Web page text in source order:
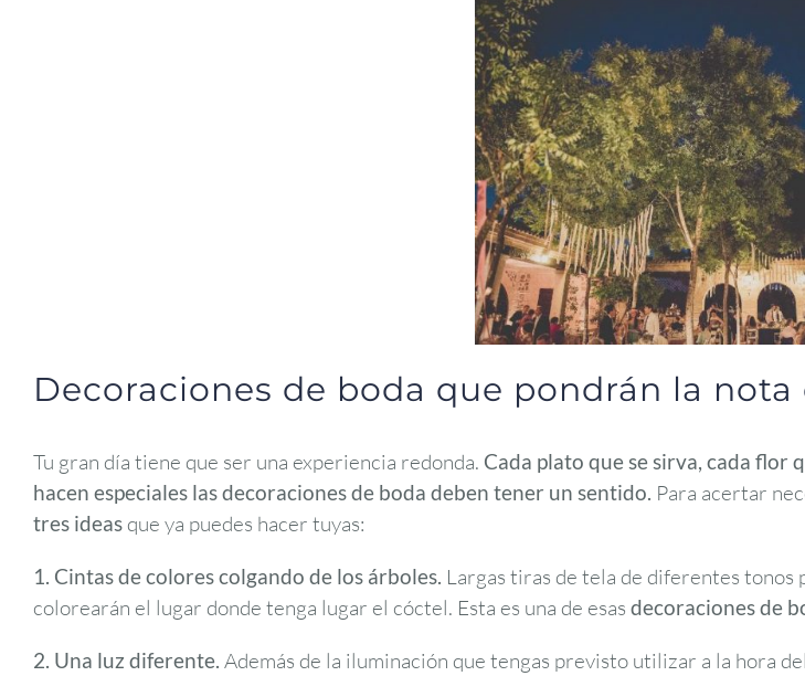
Decoraciones de boda que pondrán la
Tu gran día tiene que ser una experiencia redonda. Cada plato que se sirva, cada flor
hacen especiales las decoraciones de boda deben tener un sentido. Para acertar
tres ideasque ya puedes hacer tuyas:
1. Cintas de colores colgando de los árboles. Largas tiras de tela de diferentes tonos
colorearán el lugar donde tenga lugar el cóctel. Esta es una de esas decoraciones de
2. Una luz diferente. Además de la iluminación que tengas previsto utilizar a la hora